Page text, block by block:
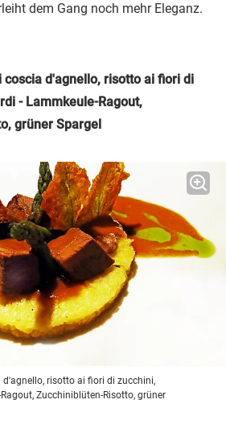
dem Gang noch mehr Eleganz.
coscia d'agnello, risotto ai fiori di
- Lammkeule-Ragout,
grüner Spargel
d'agnello, risotto ai fiori di zucchini,
Zucchiniblüten-Risotto, grüner